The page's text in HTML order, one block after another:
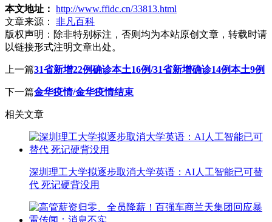
本文地址： http://www.ffidc.cn/33813.html
文章来源：
非凡百科
版权声明： 除非特别标注，否则均为本站原创文章，转载时请
以链接形式注明文章出处。
上一篇31省新增22例确诊本土16例/31省新增确诊14例本土9例
下一篇金华疫情/金华疫情结束
相关文章
深圳理工大学拟逐步取消大学英语：AI人工智能已可替
代 死记硬背没用